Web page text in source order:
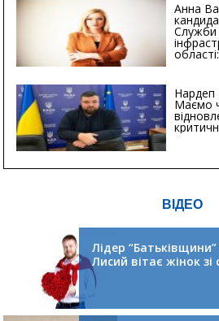
Анна
Служби
Нардеп
Маємо
ВІДЕО
Лідер
Лисий вітає жінок